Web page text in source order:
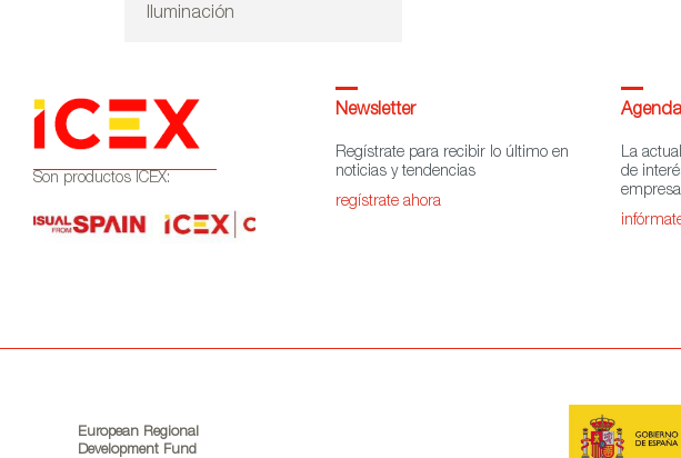
Iluminación
Son productos ICEX:
Newsletter
Regístrate para recibir lo último en
noticias y tendencias
regístrate ahora
Agenda
La
de
European Regional
Development Fund